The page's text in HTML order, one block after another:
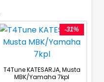
-31%
T4Tune KATESARJA, Musta
MBK/Yamaha 7kpl